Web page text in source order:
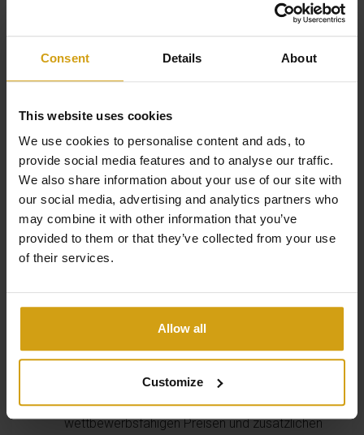
Consent Details About
This website uses cookies
We use cookies to personalise content and ads, to
provide social media features and to analyse our traffic.
We also share information about your use of our site with
our social media, advertising and analytics partners who
may combine it with other information that you’ve
provided to them or that they’ve collected from your use
of their services.
Allow all
Customize
Ja, wir bieten
einen Flughafentransfer an, bei dem Sie
persönlich abgeholt und direkt zu Ihrem
Ferienhaus gebracht werden.
erforderlich, aber sehr empfehlenswert, wenn
Sie die Gegend flexibel erkunden möchten.
Können Sie bei Ihrer Ankunft unkompliziert
einen Mietwagen über uns buchen? Ja, wir
sorgen dafür, dass Ihr Mietwagen am
Ist die Anmietung eines Autos über
CasaLasDunas günstiger als die Buchung in
Ja, dank unserer Partnerschaft mit
wettbewerbsfähigen Preisen und zusätzlichen